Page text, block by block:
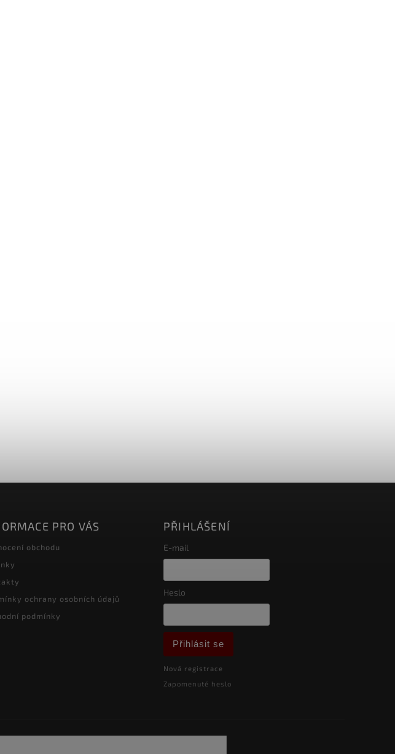
PRO VÁS
obchodu
ochrany osobních údajů
podmínky
PŘIHLÁŠENÍ
E-mail
Heslo
Přihlásit se
Nová registrace
Zapomenuté heslo